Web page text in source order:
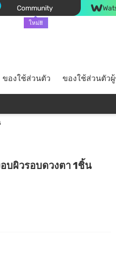
Community
ใหม่!!
ของใช้ส่วนตัว ของใช้ส่วนตัว
บผิวรอบดวงตา 1ชิ้น